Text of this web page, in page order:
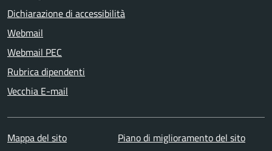
Dichiarazione di accessibilità
Webmail
Webmail PEC
Rubrica dipendenti
Vecchia E-mail
Mappa del sito Piano di miglioramento del sito